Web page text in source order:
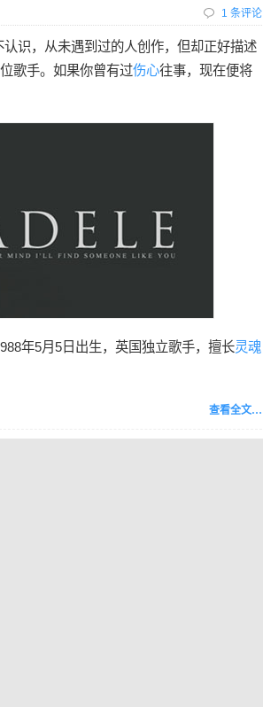
1 条评论
识，从未遇到过的人创作，但却正好描述
歌手。如果你曾有过伤心往事，现在便将
年5月5日出生，英国独立歌手，擅长灵魂
查看全文…